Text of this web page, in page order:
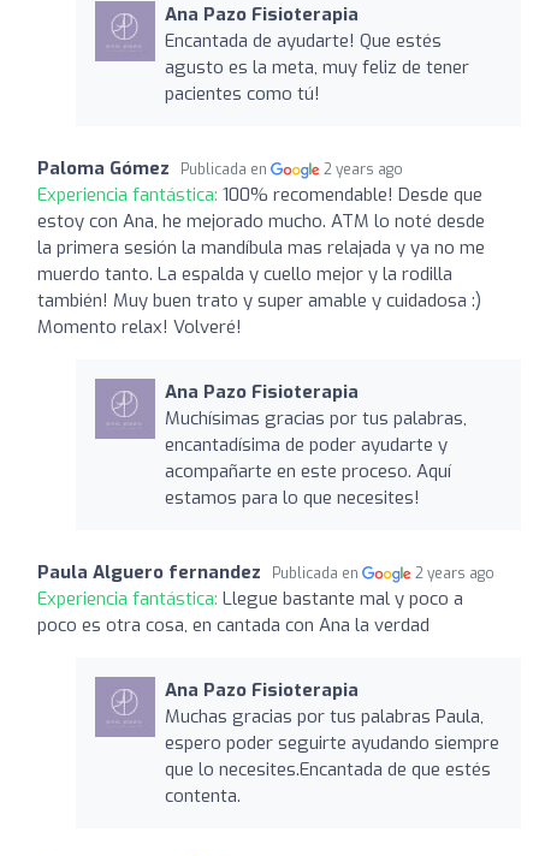
Ana Pazo Fisioterapia
Encantada de ayudarte! Que estés
agusto es la meta, muy feliz de tener
pacientes como tú!
Paloma Gómez Publicada en 2 years ago
Experiencia fantástica: 100% recomendable! Desde que
estoy con Ana, he mejorado mucho. ATM lo noté desde
la primera sesión la mandíbula mas relajada y ya no me
muerdo tanto. La espalda y cuello mejor y la rodilla
también! Muy buen trato y super amable y cuidadosa :)
Momento relax! Volveré!
Ana Pazo Fisioterapia
Muchísimas gracias por tus palabras,
encantadísima de poder ayudarte y
acompañarte en este proceso. Aquí
estamos para lo que necesites!
Paula Alguero fernandez Publicada en 2 years ago
Experiencia fantástica: Llegue bastante mal y poco a
poco es otra cosa, en cantada con Ana la verdad
Ana Pazo Fisioterapia
Muchas gracias por tus palabras Paula,
espero poder seguirte ayudando siempre
que lo necesites.Encantada de que estés
contenta.